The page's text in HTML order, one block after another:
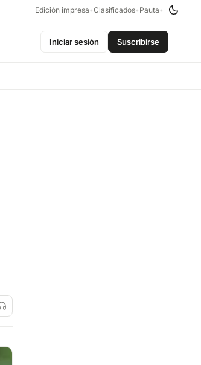
Edición impresa •Clasificados• Pauta •
Iniciar sesión Suscribirse